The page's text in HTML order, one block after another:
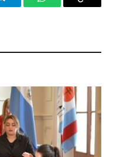
TelegramWhatsAppCopy